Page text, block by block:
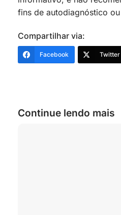
fins de autodiagnóstico
Compartilhar via:
Facebook Twitter
Continue lendo mais